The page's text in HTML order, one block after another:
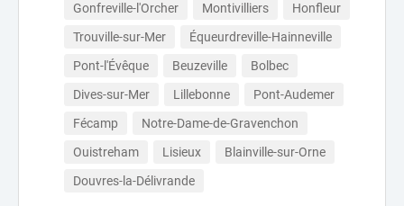
Gonfreville-l'Orcher
Montivilliers
Honfleur
Trouville-sur-Mer
Équeurdreville-Hainneville
Pont-l'Évêque
Beuzeville
Bolbec
Dives-sur-Mer
Lillebonne
Pont-Audemer
Fécamp
Notre-Dame-de-Gravenchon
Ouistreham
Lisieux
Blainville-sur-Orne
Douvres-la-Délivrande